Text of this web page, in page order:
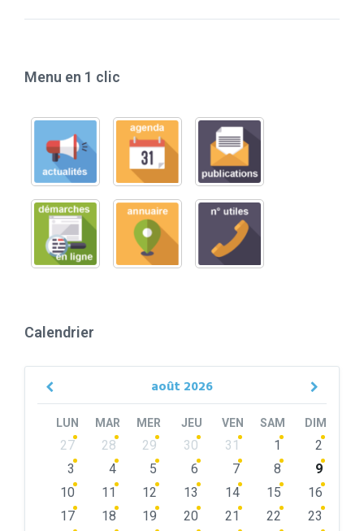
Menu en 1 clic
Calendrier
août 2026
Previous
LUN MAR MER JEU VEN SAM DIM
Skip
calendar
27 28 29 30 31 1
2
3
4 5 6 7 8
9
10
11 12 13 14 15
16
17
18 19 20 21 22
23